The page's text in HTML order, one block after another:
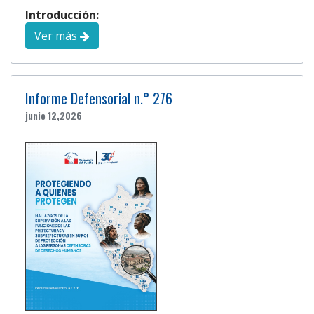
Introducción:
Ver más
Informe Defensorial n.° 276
junio 12,2026